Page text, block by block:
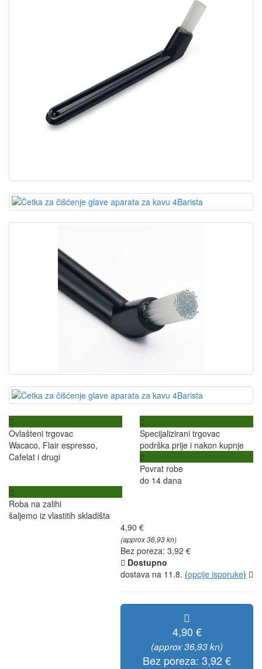
Ovlašteni trgovac
Wacaco, Flair espresso,
Cafelat i drugi
Specijalizirani trgovac
podrška prije i nakon kupnje
Povrat robe
do 14 dana
Roba na zalihi
šaljemo iz vlastitih skladišta
4,90 €
(approx 36,93 kn)
Bez poreza: 3,92 €
Dostupno
dostava na 11.8. (opcije isporuke)
4,90 €
(approx 36,93 kn)
Bez poreza: 3,92 €